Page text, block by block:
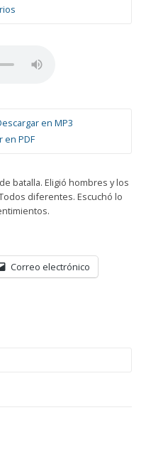
en MP3
en PDF
batalla. Eligió hombres y los
diferentes. Escuchó lo
Correo electrónico